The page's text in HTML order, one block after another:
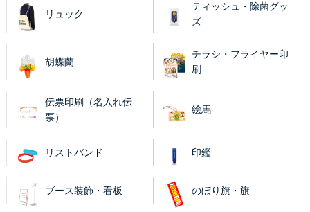
リュック
ティッシュ・除菌グッ
ズ
胡蝶蘭
チラシ・フライヤー印
刷
伝票印刷（名入れ伝
票）
絵馬
リストバンド 印鑑
ブース装飾・看板 のぼり旗・旗